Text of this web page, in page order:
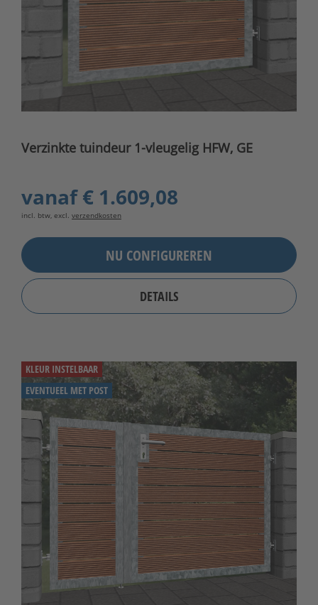
Verzinkte tuindeur 1-vleugelig HFW, GE
vanaf€ 1.609,08
incl. btw, excl. verzendkosten
NU CONFIGUREREN
DETAILS
KLEUR INSTELBAAR
EVENTUEEL MET POST